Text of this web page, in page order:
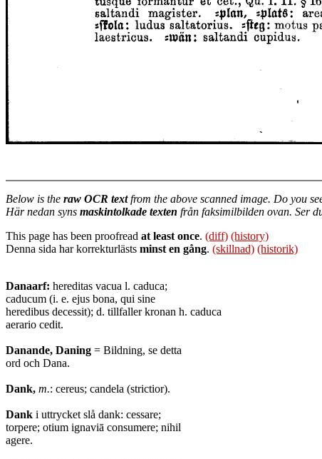
Below is the raw OCR textfrom the above scanned image. Do you
Här nedan syns maskintolkade texten från faksimilbilden ovan. Ser
This page has been proofread at least once. (diff) (history)
Denna sida har korrekturlästs minst en gång. (skillnad) (historik)
Danaarf: hereditas vacua l. caduca;
caducum (i. e. ejus bona, qui sine
heredibus decessit); d. tillfaller kronan h. caduca
aerario cedit.
Danande, Daning = Bildning, se detta
ord och Dana.
Dank, m.: cereus; candela (strictior).
Dank i uttrycket slå dank: cessare;
torpere; otium ignaviā consumere; nihil
agere.